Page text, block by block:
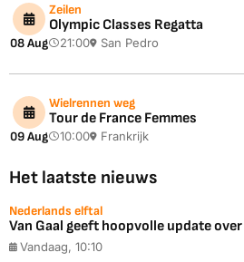
08 Aug
Zeilen
Olympic Classes Regatta
21:00 San Pedro
09 Aug
Wielrennen weg
Tour de France Femmes
10:00 Frankrijk
Het laatste nieuws
Nederlands elftal
Van Gaal geeft hoopvolle update
Vandaag, 10:10